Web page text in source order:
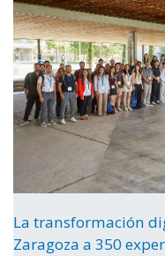
La transformación
Zaragoza a 350